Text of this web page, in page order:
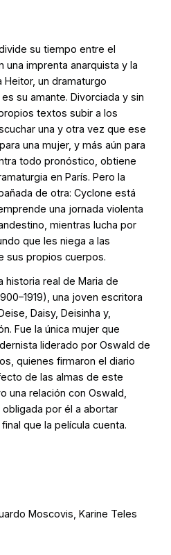
su tiempo entre el
imprenta anarquista y la
un dramaturgo
su amante. Divorciada y sin
textos subir a los
una y otra vez que ese
una mujer, y más aún para
todo pronóstico, obtiene
en París. Pero la
de otra: Cyclone está
una jornada violenta
mientras lucha por
que les niega a las
sus propios cuerpos.
historia real de Maria de
una joven escritora
Daisy, Deisinha y,
Fue la única mujer que
liderado por Oswald de
quienes firmaron el diario
de las almas de este
una relación con Oswald,
por él a abortar
que la película cuenta.
Moscovis, Karine Teles